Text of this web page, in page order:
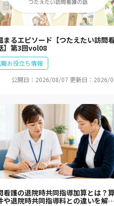
まるエピソード【つたえたい訪問
】第3回vol08
お役立ち情報
公開日：2026/08/07 更新日：2026/
看護の退院時共同指導加算とは？
や退院時共同指導料との違いを解…